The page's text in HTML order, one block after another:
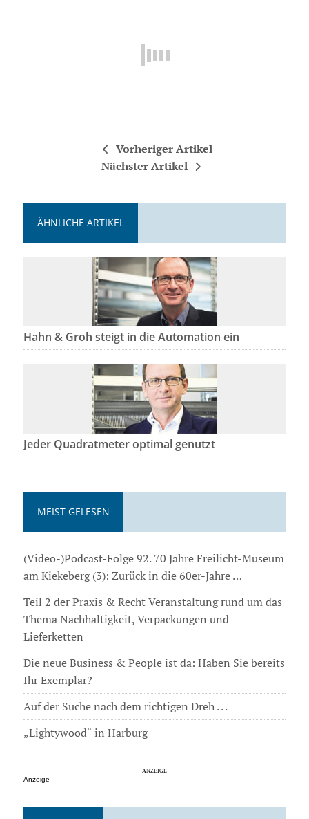
Vorheriger Artikel
Nächster Artikel
ÄHNLICHE ARTIKEL
Hahn & Groh steigt in die Automation ein
Jeder Quadratmeter optimal genutzt
MEIST GELESEN
(Video-)Podcast-Folge 92. 70 Jahre Freilicht-Museum
am Kiekeberg (3): Zurück in die 60er-Jahre …
Teil 2 der Praxis & Recht Veranstaltung rund um das
Thema Nachhaltigkeit, Verpackungen und
Lieferketten
Die neue Business & People ist da: Haben Sie bereits
Ihr Exemplar?
Auf der Suche nach dem richtigen Dreh . . .
„Lightywood“ in Harburg
Anzeige